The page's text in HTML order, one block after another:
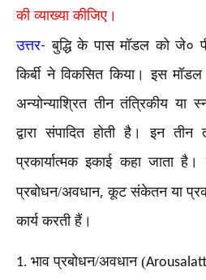
की व्याख्या कीजिए।
उत्तर- बुद्धि के पास मॉडल को जे०
किर्बी ने विकसित किया। इस
अन्योन्याश्रित तीन तंत्रिकीय या
द्वारा संपादित होती है। इन
प्रकार्यात्मक इकाई कहा जाता
प्रबोधन/अवधान,कूट संकेतन या
कार्य करती हैं।
1. भाव प्रबोधन/अवधान (